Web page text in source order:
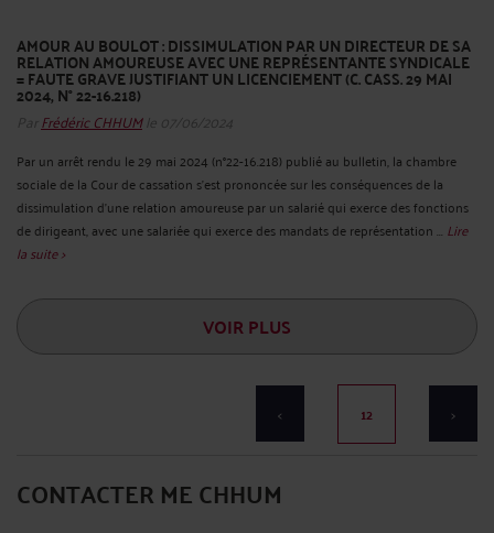
AMOUR AU BOULOT : DISSIMULATION PAR UN DIRECTEUR DE SA
RELATION AMOUREUSE AVEC UNE REPRÉSENTANTE SYNDICALE
= FAUTE GRAVE JUSTIFIANT UN LICENCIEMENT (C. CASS. 29 MAI
2024, N° 22-16.218)
Par Frédéric CHHUMle 07/06/2024
Par un arrêt rendu le 29 mai 2024 (n°22-16.218) publié au bulletin, la chambre
sociale de la Cour de cassation s’est prononcée sur les conséquences de la
dissimulation d’une relation amoureuse par un salarié qui exerce des fonctions
de dirigeant, avec une salariée qui exerce des mandats de représentation ... Lire
la suite >
VOIR PLUS
< 12 >
CONTACTER ME CHHUM